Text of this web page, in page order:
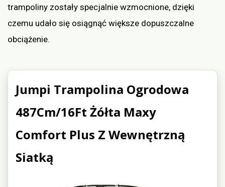
trampoliny zostały specjalnie wzmocnione, dzięki
czemu udało się osiągnąć większe dopuszczalne
obciążenie.
Jumpi Trampolina Ogrodowa
487Cm/16Ft Żółta Maxy
Comfort Plus Z Wewnętrzną
Siatką